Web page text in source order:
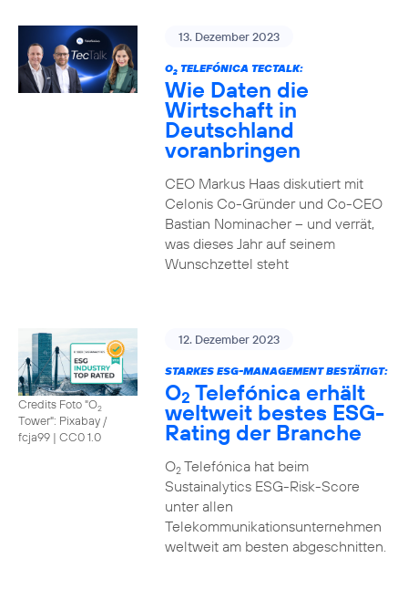
13. Dezember 2023
O2TELEFÓNICA TECTALK:
Wie Daten die
Wirtschaft in
Deutschland
voranbringen
CEO Markus Haas diskutiert mit
Celonis Co-Gründer und Co-CEO
Bastian Nominacher – und verrät,
was dieses Jahr auf seinem
Wunschzettel steht
Credits Foto "O2
Tower": Pixabay /
fcja99 | CC0 1.0
12. Dezember 2023
STARKES ESG-MANAGEMENT BESTÄTIGT:
O2 Telefónica erhält
weltweit bestes ESG-
Rating der Branche
O2Telefónica hat beim
Sustainalytics ESG-Risk-Score
unter allen
Telekommunikationsunternehmen
weltweit am besten abgeschnitten.